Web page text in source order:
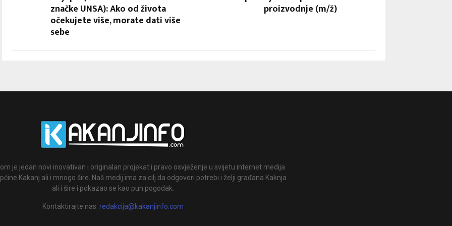
značke UNSA): Ako od života
očekujete više, morate dati više
sebe
proizvodnje (m/ž)
je jedan novi inovativan i originalan projekat i pravo osvježenje u svijetu internet medija
Kakanj ali i mnogo šire. Naš medij ima za cilj da odgovori potrebi i želji građana Kaknja
ali i šire i pokazao se kao pun pogodak.
Kontaktirajte nas: redakcija@kakanjinfo.com